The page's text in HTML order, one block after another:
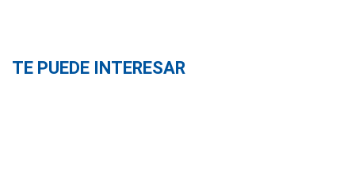
TE PUEDE INTERESAR